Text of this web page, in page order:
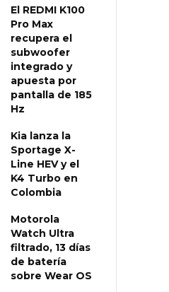
El REDMI K100
Pro Max
recupera el
subwoofer
integrado y
apuesta por
pantalla de 185
Hz
Kia lanza la
Sportage X-
Line HEV y el
K4 Turbo en
Colombia
Motorola
Watch Ultra
filtrado, 13 días
de batería
sobre Wear OS